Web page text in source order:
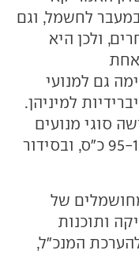
לחשמל, וגם
ולכן היא
גם למנועי
למיניהן.
סוגי מנועים
חשמליים בטווח ההספק של 95-150 כ"ס, ובסידור
ומחושמלים של
ותוכנות
המנכ"ל,